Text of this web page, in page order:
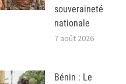
souveraineté
nationale
7 août 2026
Bénin : Le